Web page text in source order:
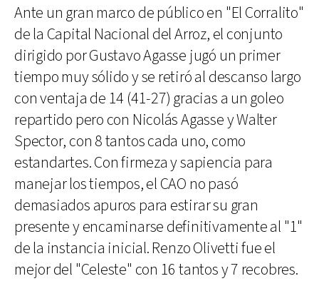
Ante un gran marco de público en "El Corralito"
de la Capital Nacional del Arroz, el conjunto
dirigido por Gustavo Agasse jugó un primer
tiempo muy sólido y se retiró al descanso largo
con ventaja de 14 (41-27) gracias a un goleo
repartido pero con Nicolás Agasse y Walter
Spector, con 8 tantos cada uno, como
estandartes. Con firmeza y sapiencia para
manejar los tiempos, el CAO no pasó
demasiados apuros para estirar su gran
presente y encaminarse definitivamente al "1"
de la instancia inicial. Renzo Olivetti fue el
mejor del "Celeste" con 16 tantos y 7 recobres.